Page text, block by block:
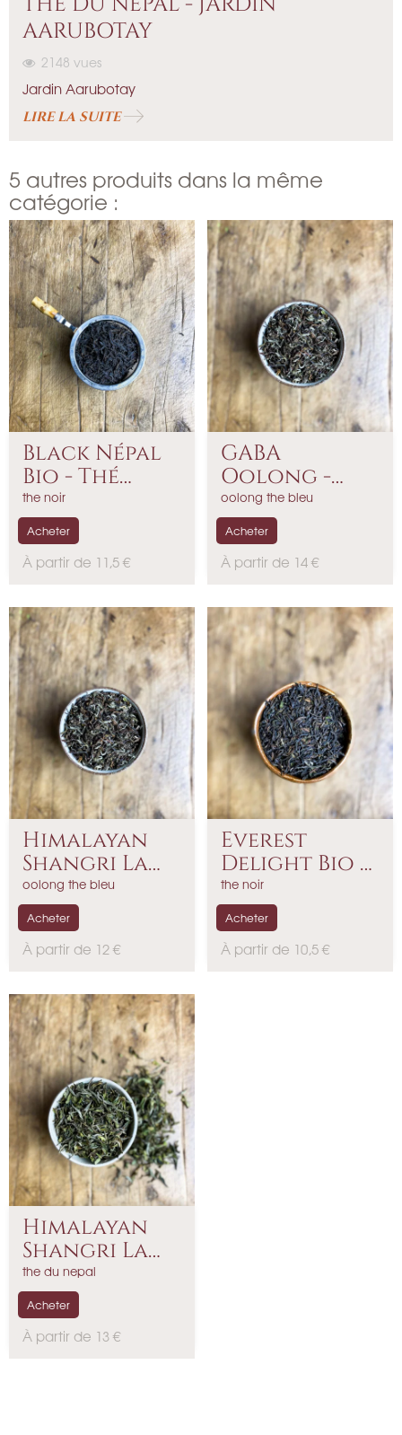
AARUBOTAY
2148 vues
Jardin Aarubotay
LIRE LA SUITE
5 autres produits dans la même
catégorie :
Black Népal
Bio - Thé
Noir...
the noir
P
x
À partir de 11,5 €
Acheter
GABA
Oolong -
Népal - 2026
oolong the bleu
P
x
À partir de 14 €
Acheter
Himalayan
Shangri La
Oolong...
oolong the bleu
P
x
À partir de 12 €
Acheter
Everest
Delight Bio -
Thé...
the noir
P
À partir de 10,5 €
Acheter
Himalayan
Shangri La
Blanc...
the du nepal
P
À partir de 13 €
Acheter